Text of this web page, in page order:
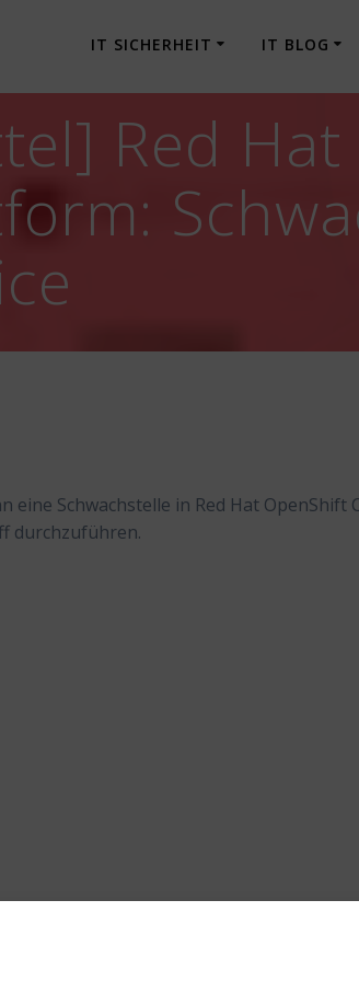
IT SICHERHEIT IT BLOG
Red
Schwachstelle in Red Hat OpenShift
durchzuführen.